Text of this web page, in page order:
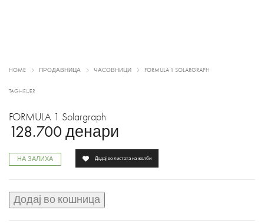
HOME ПРОДАВНИЦА ЧАСОВНИЦИ FORMULA 1 SOLARGRAPH
TAGHEUER
FORMULA 1 Solargraph
128.700 денари
НА ЗАЛИХА
Додај во кошница
Додај во листата на желби